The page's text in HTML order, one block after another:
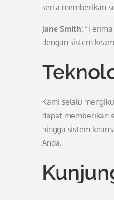
serta memberikan
Jane Smith:
dengan sistem
Kami selalu
dapat memberikan
hingga sistem
Anda.